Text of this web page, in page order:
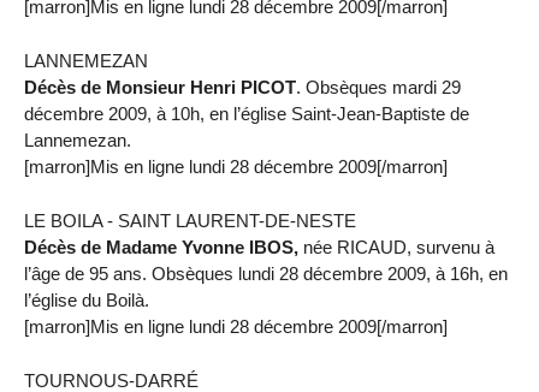
[marron]Mis en ligne lundi 28 décembre 2009[/marron]
LANNEMEZAN
Décès de Monsieur Henri PICOT. Obsèques mardi 29
décembre 2009, à 10h, en l’église Saint-Jean-Baptiste de
Lannemezan.
[marron]Mis en ligne lundi 28 décembre 2009[/marron]
LE BOILA - SAINT LAURENT-DE-NESTE
Décès de Madame Yvonne IBOS, née RICAUD, survenu à
l’âge de 95 ans. Obsèques lundi 28 décembre 2009, à 16h, en
l’église du Boilà.
[marron]Mis en ligne lundi 28 décembre 2009[/marron]
TOURNOUS-DARRÉ